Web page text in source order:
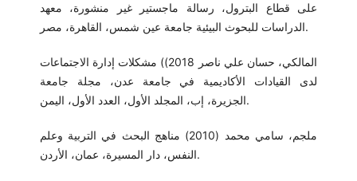
على قطاع البترول، رسالة ماجستير غير منشورة، معهد
الدراسات للبحوث البيئية جامعة عين شمس، القاهرة، مصر.
المالكي، حسان علي ناصر 2018)) مشكلات إدارة الاجتماعات
لدى القيادات الأكاديمية في جامعة عدن، مجلة جامعة
الجزيرة، إب، المجلد الأول، العدد الأول، اليمن.
ملجم، سامي محمد (2010) مناهج البحث في التربية وعلم
النفس، دار المسيرة، عمان، الأردن.